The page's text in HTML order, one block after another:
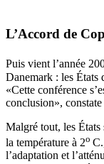
L’Accord de
Puis vient l’année
Danemark : les États
«Cette conférence
conclusion»,
Malgré tout, les États
la température à 2o
l’adaptation et